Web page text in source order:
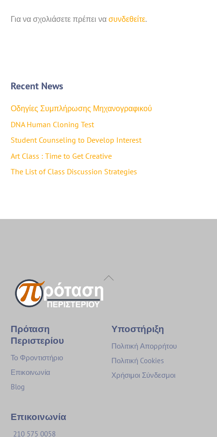
Για να σχολιάσετε πρέπει νασυνδεθείτε.
Recent News
Οδηγίες Συμπλήρωσης Μηχανογραφικού
DNA Human Cloning Test
Student Counseling to Develop Interest
Art Class : Time to Get Creative
The List of Class Discussion Strategies
Back
Πρόταση
Περιστερίου
Το Φροντιστήριο
Επικοινωνία
Blog
Υποστήριξη
Πολιτική Απορρήτου
Πολιτική Cookies
Χρήσιμοι Σύνδεσμοι
Επικοινωνία
210 575 0058